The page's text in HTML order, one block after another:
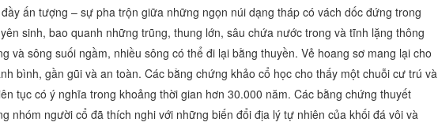
ấn tượng – sự pha trộn giữa những ngọn núi dạng tháp có vách dốc đứng trong
sinh, bao quanh những trũng, thung lớn, sâu chứa nước trong và tĩnh lặng thông
và sông suối ngầm, nhiều sông có thể đi lại bằng thuyền. Vẻ hoang sơ mang lại cho
bình, gần gũi và an toàn. Các bằng chứng khảo cổ học cho thấy một chuỗi cư trú và
tục có ý nghĩa trong khoảng thời gian hơn 30.000 năm. Các bằng chứng thuyết
nhóm người cổ đã thích nghi với những biến đổi địa lý tự nhiên của khối đá vôi và